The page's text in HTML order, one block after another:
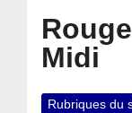
Rouge
Midi
Rubriques du